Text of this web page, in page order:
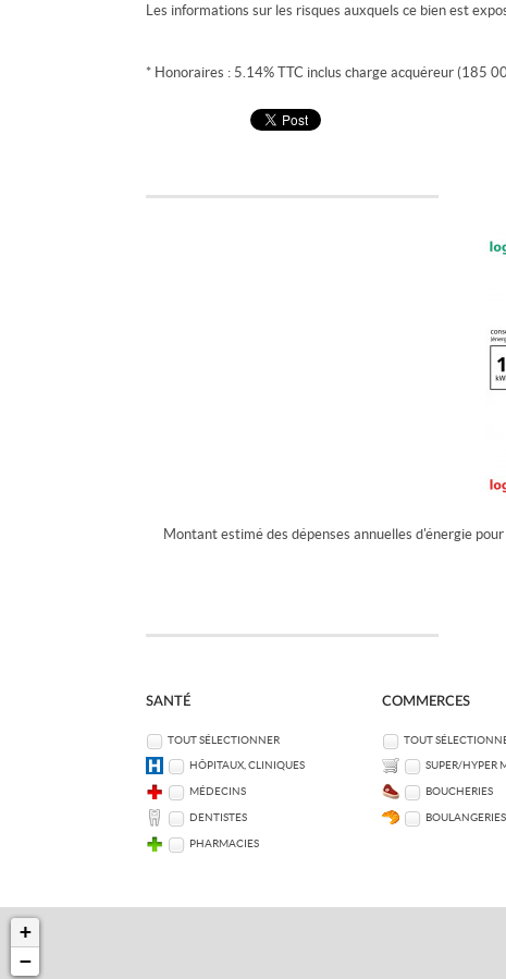
Les informations sur les risques auxquels ce bien est
* Honoraires : 5.14% TTC inclus charge acquéreur (185
Montant estimé des dépenses annuelles d'énergie
SANTÉ
TOUT SÉLECTIONNER
HÔPITAUX, CLINIQUES
MÉDECINS
DENTISTES
PHARMACIES
COMMERCES
TOUT
SUPER/HYPER
BOUCHERIES
BOULANGERIES
+
−